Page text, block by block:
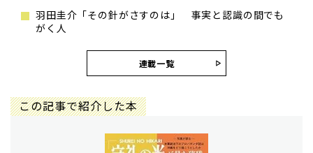
羽田圭介「その針がさすのは」 事実と認識の間でも
がく人
連載一覧
この記事で紹介した本